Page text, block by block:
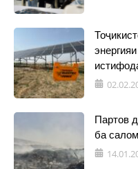
Партов
ба